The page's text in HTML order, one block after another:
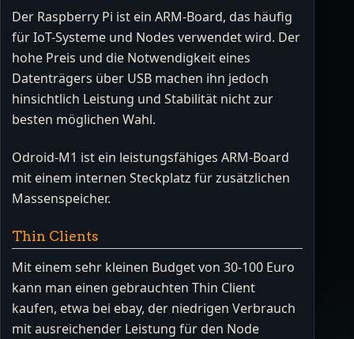
Der Raspberry Pi ist ein ARM-Board, das häufig
für IoT-Systeme und Nodes verwendet wird. Der
hohe Preis und die Notwendigkeit eines
Datenträgers über USB machen ihn jedoch
hinsichtlich Leistung und Stabilität nicht zur
besten möglichen Wahl.
Odroid-M1 ist ein leistungsfähiges ARM-Board
mit einem internen Steckplatz für zusätzlichen
Massenspeicher.
Thin Clients
Mit einem sehr kleinen Budget von 30-100 Euro
kann man einen gebrauchten Thin Client
kaufen, etwa bei ebay, der niedrigen Verbrauch
mit ausreichender Leistung für den Node